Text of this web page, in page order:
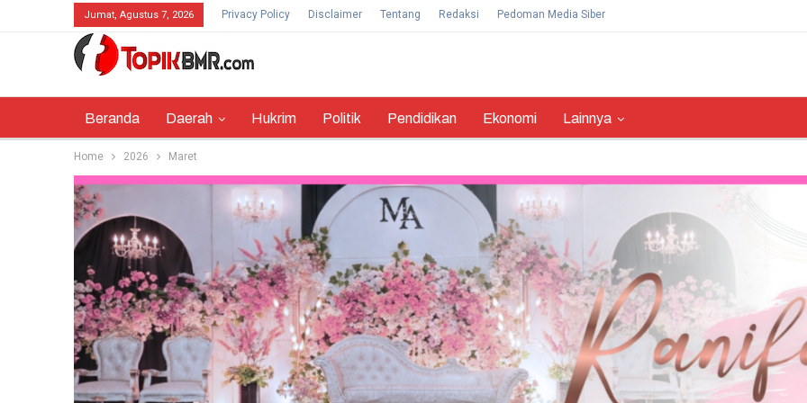
Jumat, Agustus 7, 2026 Privacy Policy Disclaimer Tentang Redaksi Pedoman Media Siber
Beranda Daerah Hukrim Politik Pendidikan Ekonomi Lainnya
Home 2026 Maret